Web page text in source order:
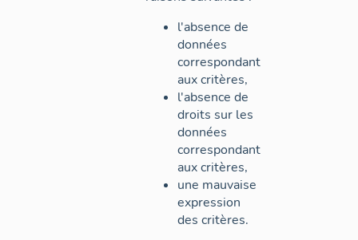
l'absence de
données
correspondant
aux critères,
l'absence de
droits sur les
données
correspondant
aux critères,
une mauvaise
expression
des critères.